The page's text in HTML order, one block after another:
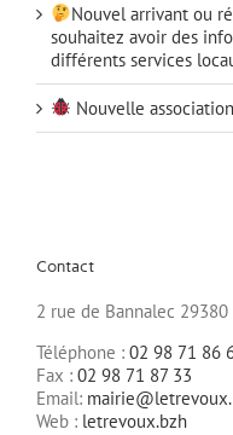
Nouvel arrivant ou
souhaitez avoir des
différents services
Nouvelle
Contact
2 rue de Bannalec 29380
Téléphone : 02 98 71 86
Fax : 02 98 71 87 33
Email:
Web : letrevoux.bzh